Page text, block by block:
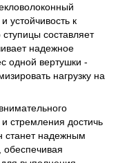
устойчивость к
составляет
надежное
одной вертушки -
нагрузку на
стремления достичь
станет надежным